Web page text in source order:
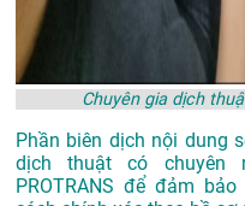
Chuyên gia dịch
Phần biên dịch nội dung
dịch thuật có
PROTRANSđể đảm bảo